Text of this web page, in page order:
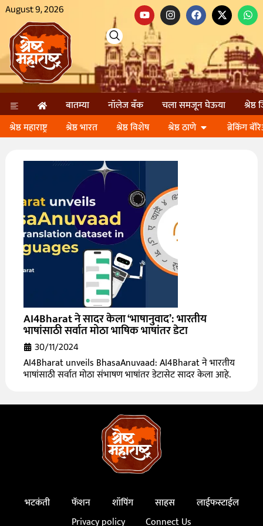
August 9, 2026
बातम्या नॉलेज बॅंक चला समजून घेऊया
श्रेष्ठ
श्रेष्ठ महाराष्ट्र
श्रेष्ठ भारत श्रेष्ठ विशेष श्रेष्ठ ठाणे ब्रेकिंग
AI4Bharat ने सादर केला ‘भाषानुवाद’: भारतीय
भाषांसाठी सर्वात मोठा भाषिक भाषांतर डेटा
30/11/2024
AI4Bharat unveils BhasaAnuvaad: AI4Bharat ने भारतीय
भाषांसाठी सर्वात मोठा संभाषण भाषांतर डेटासेट सादर केला आहे.
भटकंती फॅशन शॉपिंग साहस
लाईफस्टाईल
Privacy policy
Connect Us